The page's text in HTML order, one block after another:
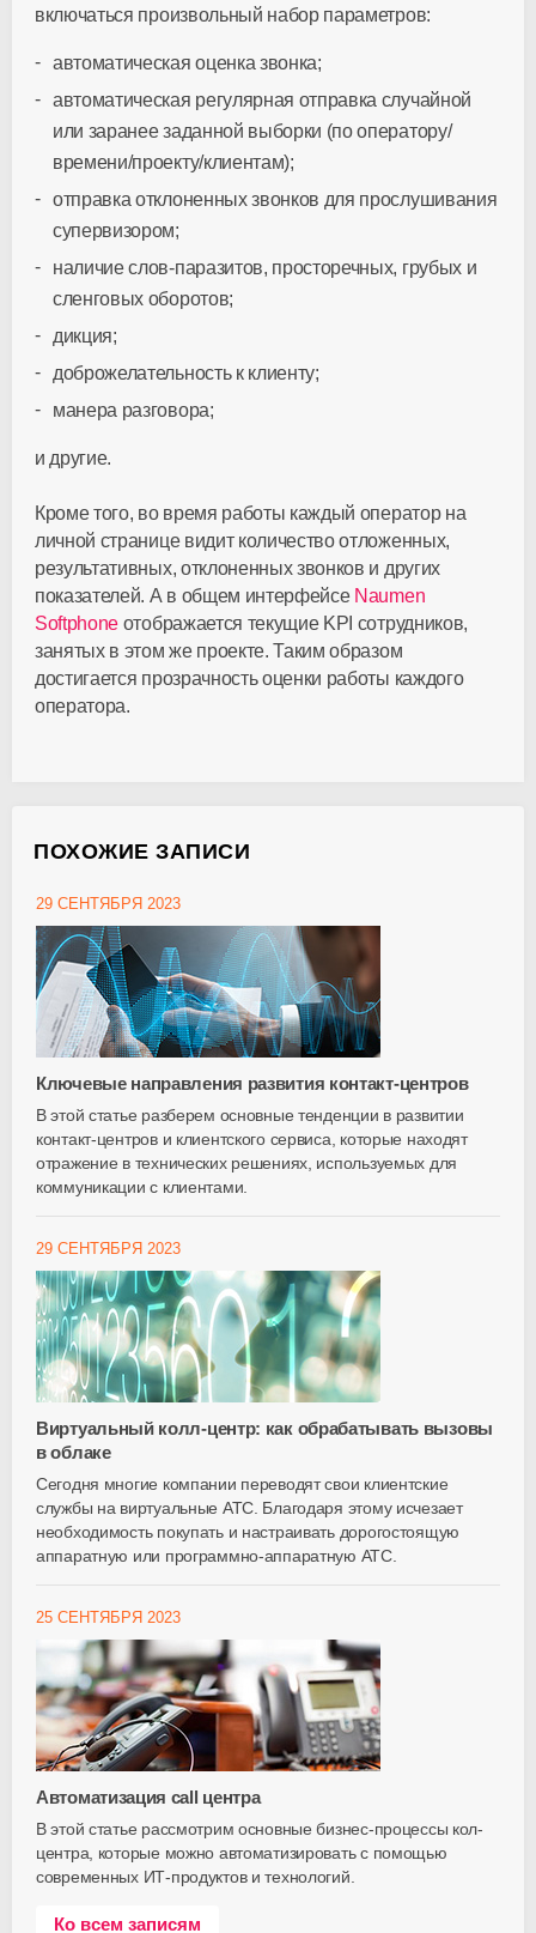
включаться произвольный набор параметров:
автоматическая оценка звонка;
автоматическая регулярная отправка случайной
или заранее заданной выборки (по оператору/
времени/проекту/клиентам);
отправка отклоненных звонков для прослушивания
супервизором;
наличие слов-паразитов, просторечных, грубых и
сленговых оборотов;
дикция;
доброжелательность к клиенту;
манера разговора;
и другие.
Кроме того, во время работы каждый оператор на
личной странице видит количество отложенных,
результативных, отклоненных звонков и других
показателей. А в общем интерфейсе Naumen
Softphone отображается текущие KPI сотрудников,
занятых в этом же проекте. Таким образом
достигается прозрачность оценки работы каждого
оператора.
ПОХОЖИЕ ЗАПИСИ
29 СЕНТЯБРЯ 2023
Ключевые направления развития контакт-центров
В этой статье разберем основные тенденции в развитии
контакт-центров и клиентского сервиса, которые находят
отражение в технических решениях, используемых для
коммуникации с клиентами.
29 СЕНТЯБРЯ 2023
Виртуальный колл-центр: как обрабатывать вызовы
в облаке
Сегодня многие компании переводят свои клиентские
службы на виртуальные АТС. Благодаря этому исчезает
необходимость покупать и настраивать дорогостоящую
аппаратную или программно-аппаратную АТС.
25 СЕНТЯБРЯ 2023
Автоматизация call центра
В этой статье рассмотрим основные бизнес-процессы кол-
центра, которые можно автоматизировать с помощью
современных ИТ-продуктов и технологий.
Ко всем записям